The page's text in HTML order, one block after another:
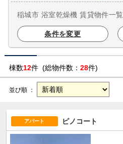
稲城市 浴室乾燥機 賃貸物件一覧
条件を変更
棟数12件 (総物件数： 28件)
並び順 ：
アパート ピノコート